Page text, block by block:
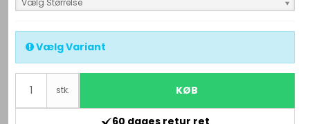
Vælg Størrelse
Vælg Variant
stk. KØB